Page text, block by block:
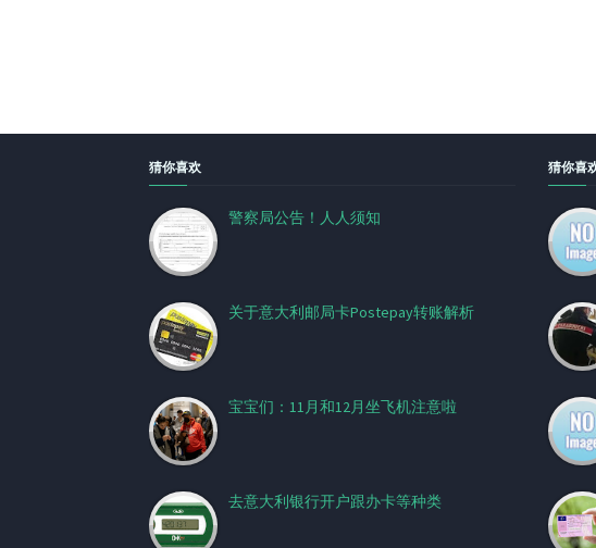
猜你喜欢
警察局公告！人人须知
关于意大利邮局卡Postepay转账解析
宝宝们：11月和12月坐飞机注意啦
去意大利银行开户跟办卡等种类
猜你喜